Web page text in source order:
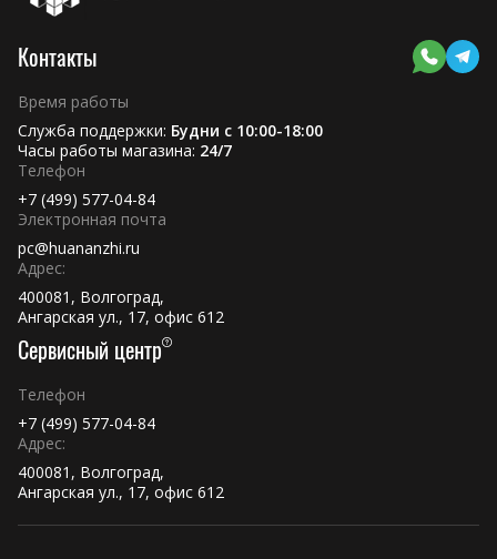
Контакты
Время работы
Служба поддержки: Будни с 10:00-18:00
Часы работы магазина: 24/7
Телефон
+7 (499) 577-04-84
Электронная почта
pc@huananzhi.ru
Адрес:
400081, Волгоград,
Ангарская ул., 17, офис 612
Сервисный центр
Телефон
+7 (499) 577-04-84
Адрес:
400081, Волгоград,
Ангарская ул., 17, офис 612